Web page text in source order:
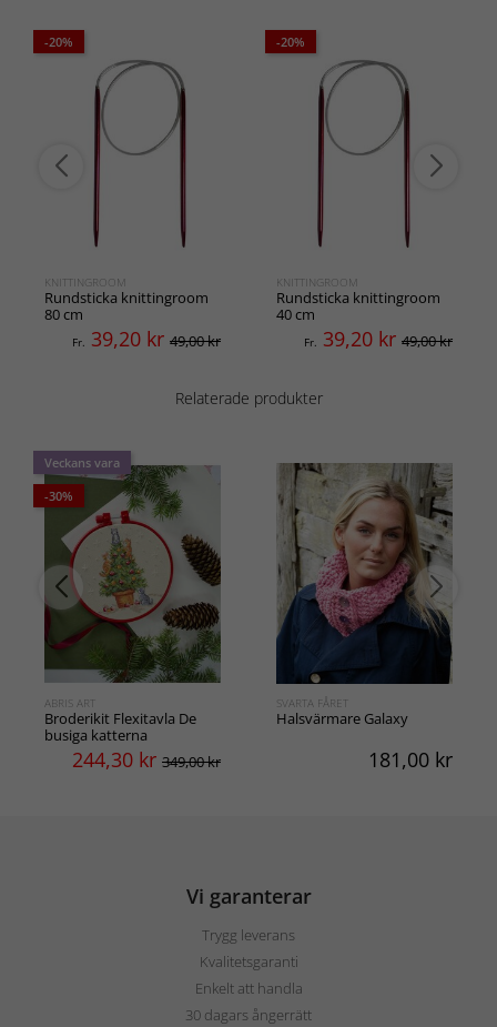
-20%
KNITTINGROOM
Rundsticka knittingroom
80 cm
Fr. 39,20 kr 49,00 kr
-20%
KNITTINGROOM
Rundsticka knittingroom
40 cm
Fr. 39,20 kr 49,00 kr
Relaterade produkter
Veckans vara
-30%
ABRIS ART
Broderikit Flexitavla De
busiga katterna
244,30 kr 349,00 kr
SVARTA FÅRET
Halsvärmare Galaxy
181,00 kr
Vi garanterar
Trygg leverans
Kvalitetsgaranti
Enkelt att handla
30 dagars ångerrätt